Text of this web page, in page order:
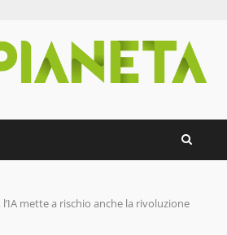
mette a rischio anche la rivoluzione